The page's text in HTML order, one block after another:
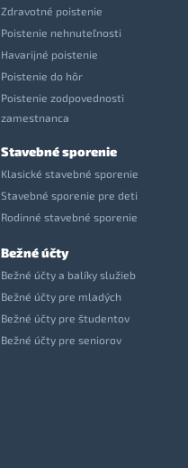
Zdravotné poistenie
Poistenie nehnuteľnosti
Havarijné poistenie
Poistenie do hôr
Poistenie zodpovednosti
zamestnanca
Stavebné sporenie
Klasické stavebné sporenie
Stavebné sporenie pre deti
Rodinné stavebné sporenie
Bežné účty
Bežné účty a balíky služieb
Bežné účty pre mladých
Bežné účty pre študentov
Bežné účty pre seniorov